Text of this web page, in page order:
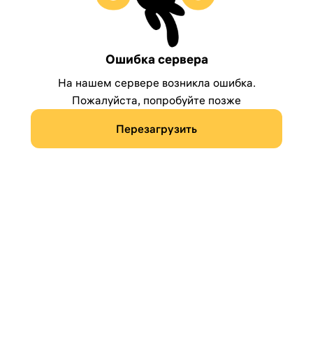
Ошибка сервера
На нашем сервере возникла ошибка.
Пожалуйста, попробуйте позже
Перезагрузить